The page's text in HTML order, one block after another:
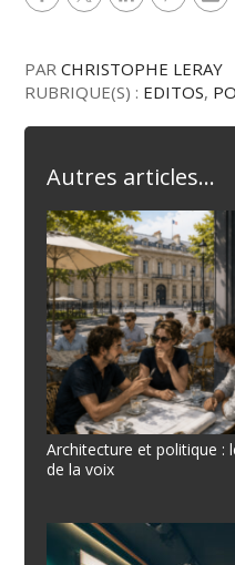
PARCHRISTOPHE LERAY
RUBRIQUE(S) : EDITOS,
Autres articles...
Architecture et politique :
de la voix